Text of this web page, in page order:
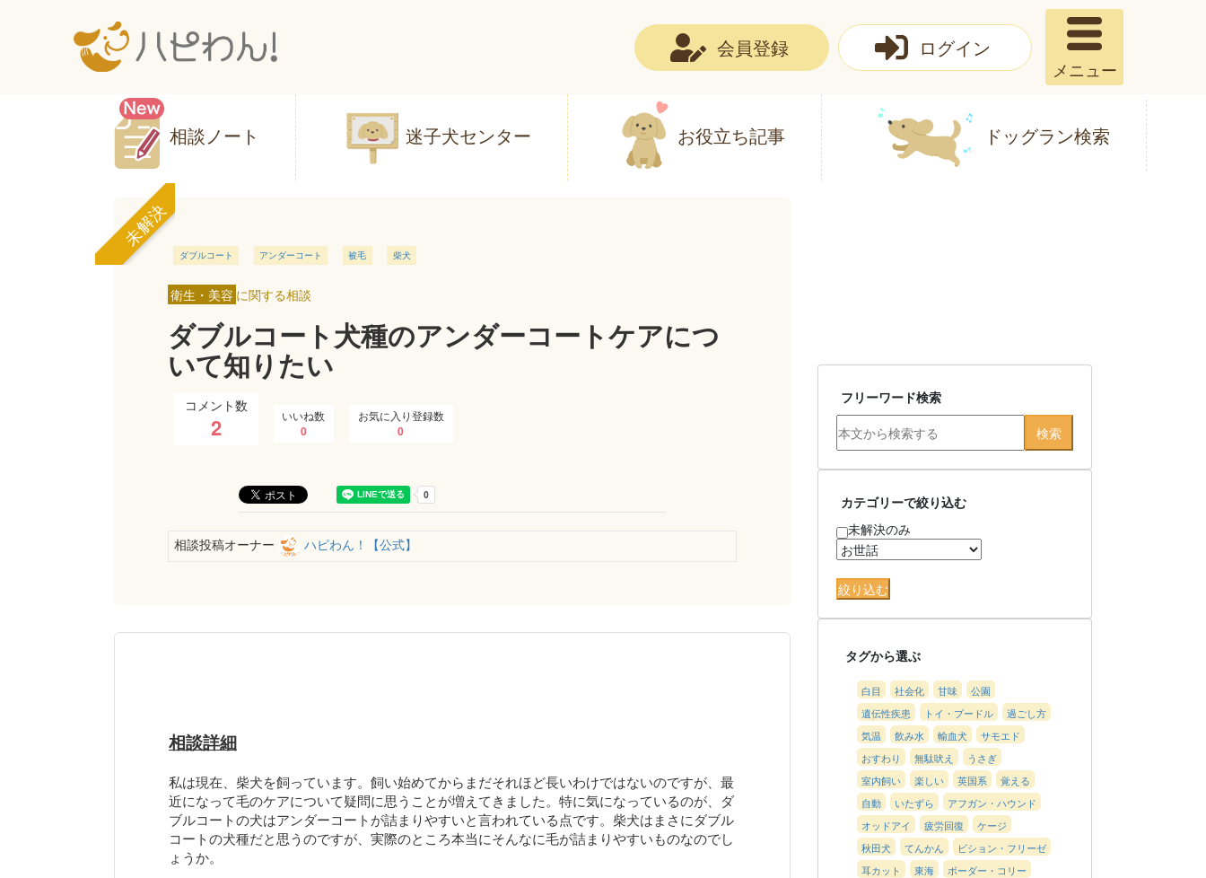
会員登録 ログイン
メニュー
相談ノート 迷子犬センター お役立ち記事 ドッグラン検索
未解決
ダブルコート アンダーコート 被毛 柴犬
衛生・美容 に関する相談
ダブルコート犬種のアンダーコートケアにつ
いて知りたい
コメント数
2 いいね数
0
お気に入り登録数
0
相談投稿オーナー ハピわん！【公式】
相談詳細
私は現在、柴犬を飼っています。飼い始めてからまだそれほど長いわけではないのですが、最
近になって毛のケアについて疑問に思うことが増えてきました。特に気になっているのが、ダ
ブルコートの犬はアンダーコートが詰まりやすいと言われている点です。柴犬はまさにダブル
コートの犬種だと思うのですが、実際のところ本当にそんなに毛が詰まりやすいものなのでし
ょうか。
フリーワード検索
カテゴリーで絞り込む
未解決のみ
タグから選ぶ
白目 社会化 甘味
公園
遺伝性疾患
トイ・プードル
過ごし方
気温
飲み水 輸血犬
サモエド
おすわり
無駄吠え
うさぎ
室内飼い
楽しい 英国系
覚える
自動
いたずら
アフガン・ハウンド
オッドアイ
疲労回復
ケージ
秋田犬
てんかん
ビション・フリーゼ
耳カット
東海
ボーダー・コリー